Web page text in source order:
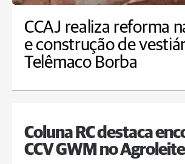
CCAJ realiza reforma
e construção de
Telêmaco Borba
Coluna RC destaca
CCV GWM no